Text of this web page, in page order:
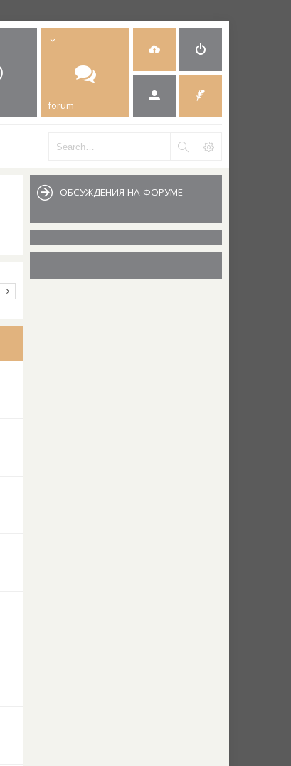
forum
ОБСУЖДЕНИЯ НА ФОРУМЕ